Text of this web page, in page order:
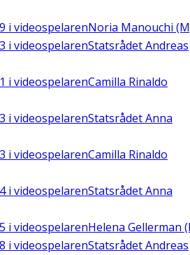
i videospelarenNoria Manouchi
i videospelarenStatsrådet Andreas
i videospelarenCamilla Rinaldo
i videospelarenStatsrådet Anna
i videospelarenCamilla Rinaldo
i videospelarenStatsrådet Anna
i videospelarenHelena Gellerman
i videospelarenStatsrådet Andreas